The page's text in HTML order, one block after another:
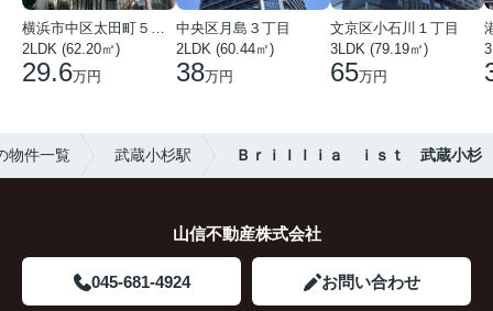
2LDK (62.20㎡)
29.6万円
中央区月島３丁目
2LDK (60.44㎡)
38万円
文京区小石川１丁目
3LDK (79.19㎡)
65万円
物件一覧 武蔵小杉駅 Ｂｒｉｌｌｉａ ｉｓｔ 武蔵小杉
山信不動産株式会社
045-681-4924 お問い合わせ